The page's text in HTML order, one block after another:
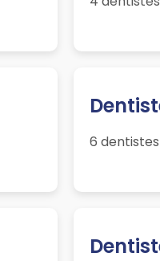
6 dentistes